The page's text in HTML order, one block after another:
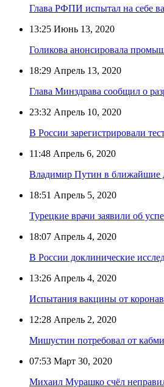
Глава РФПИ испытал на себе
13:25 Июнь 13, 2020
Голикова анонсировала
18:29 Апрель 13, 2020
Глава Минздрава сообщил о
23:32 Апрель 10, 2020
В России зарегистрировали
11:48 Апрель 6, 2020
Владимир Путин в ближайшие
18:51 Апрель 5, 2020
Турецкие врачи заявили об
18:07 Апрель 4, 2020
В России доклинические
13:26 Апрель 4, 2020
Испытания вакцины от
12:28 Апрель 2, 2020
Мишустин потребовал от
07:53 Март 30, 2020
Михаил Мурашко счёл